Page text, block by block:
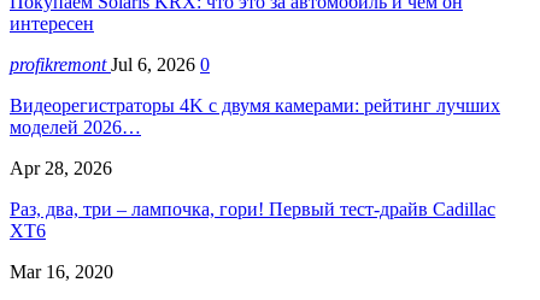
интересен
profikremontJul 6, 2026 0
Видеорегистраторы 4K с двумя камерами: рейтинг лучших
моделей 2026…
Apr 28, 2026
Раз, два, три – лампочка, гори! Первый тест-драйв Cadillac
XT6
Mar 16, 2020